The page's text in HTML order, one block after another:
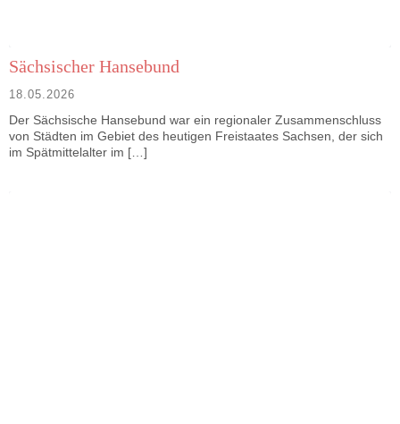
Sächsischer Hansebund
18.05.2026
Der Sächsische Hansebund war ein regionaler Zusammenschluss
von Städten im Gebiet des heutigen Freistaates Sachsen, der sich
im Spätmittelalter im […]